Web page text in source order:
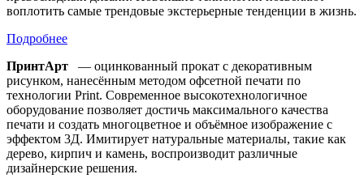
воплотить самые трендовые экстерьерные тенденции в жизнь.
Подробнее
ПринтАрт
— оцинкованный прокат с декоративным
рисунком, нанесённым методом офсетной печати по
технологии Print. Современное высокотехнологичное
оборудование позволяет достичь максимального качества
печати и создать многоцветное и объёмное изображение с
эффектом 3Д. Имитирует натуральные материалы, такие как
дерево, кирпич и камень, воспроизводит различные
дизайнерские решения.